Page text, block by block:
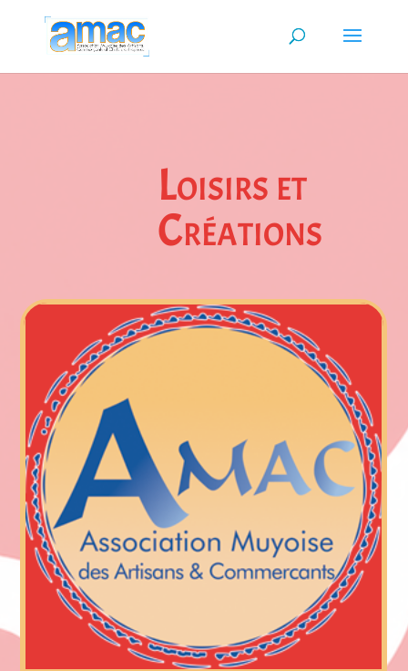
Loisirs et
Créations